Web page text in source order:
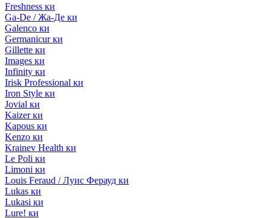
Freshness ки
Ga-De / Жа-Де ки
Galenco ки
Germanicur ки
Gillette ки
Images ки
Infinity ки
Irisk Professional ки
Iron Style ки
Jovial ки
Kaizer ки
Kapous ки
Kenzo ки
Krainev Health ки
Le Poli ки
Limoni ки
Louis Feraud / Луис Ферауд ки
Lukas ки
Lukasi ки
Lure! ки